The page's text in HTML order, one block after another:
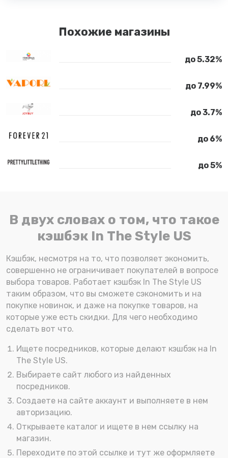
Похожие магазины
до 5.32%
до 7.99%
до 3.7%
до 6%
до 5%
В двух словах о том, что такое
кэшбэк In The Style US
Кэшбэк, несмотря на то, что позволяет экономить,
совершенно не ограничивает покупателей в вопросе
выбора товаров. Работает кэшбэк In The Style US
таким образом, что вы сможете сэкономить и на
покупке новинок, и даже на покупке товаров, на
которые уже есть скидки. Для чего необходимо
сделать вот что.
Ищете посредников, которые делают кэшбэк на In
The Style US.
Выбираете сайт любого из найденных
посредников.
Создаете на сайте аккаунт и выполняете в нем
авторизацию.
Открываете каталог и ищете в нем ссылку на
магазин.
Переходите по этой ссылке и тут же оформляете